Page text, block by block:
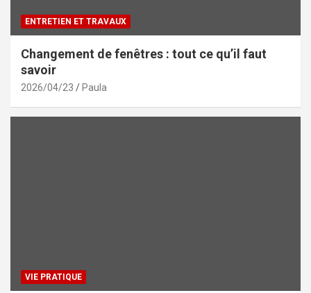
ENTRETIEN ET TRAVAUX
Changement de fenêtres : tout ce qu’il faut
savoir
2026/04/23 Paula
VIE PRATIQUE